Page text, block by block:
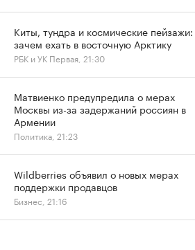
Киты, тундра и космические пейзажи:
зачем ехать в восточную Арктику
РБК и УК Первая, 21:30
Матвиенко предупредила о мерах
Москвы из-за задержаний россиян в
Армении
Политика, 21:23
Wildberries объявил о новых мерах
поддержки продавцов
Бизнес, 21:16